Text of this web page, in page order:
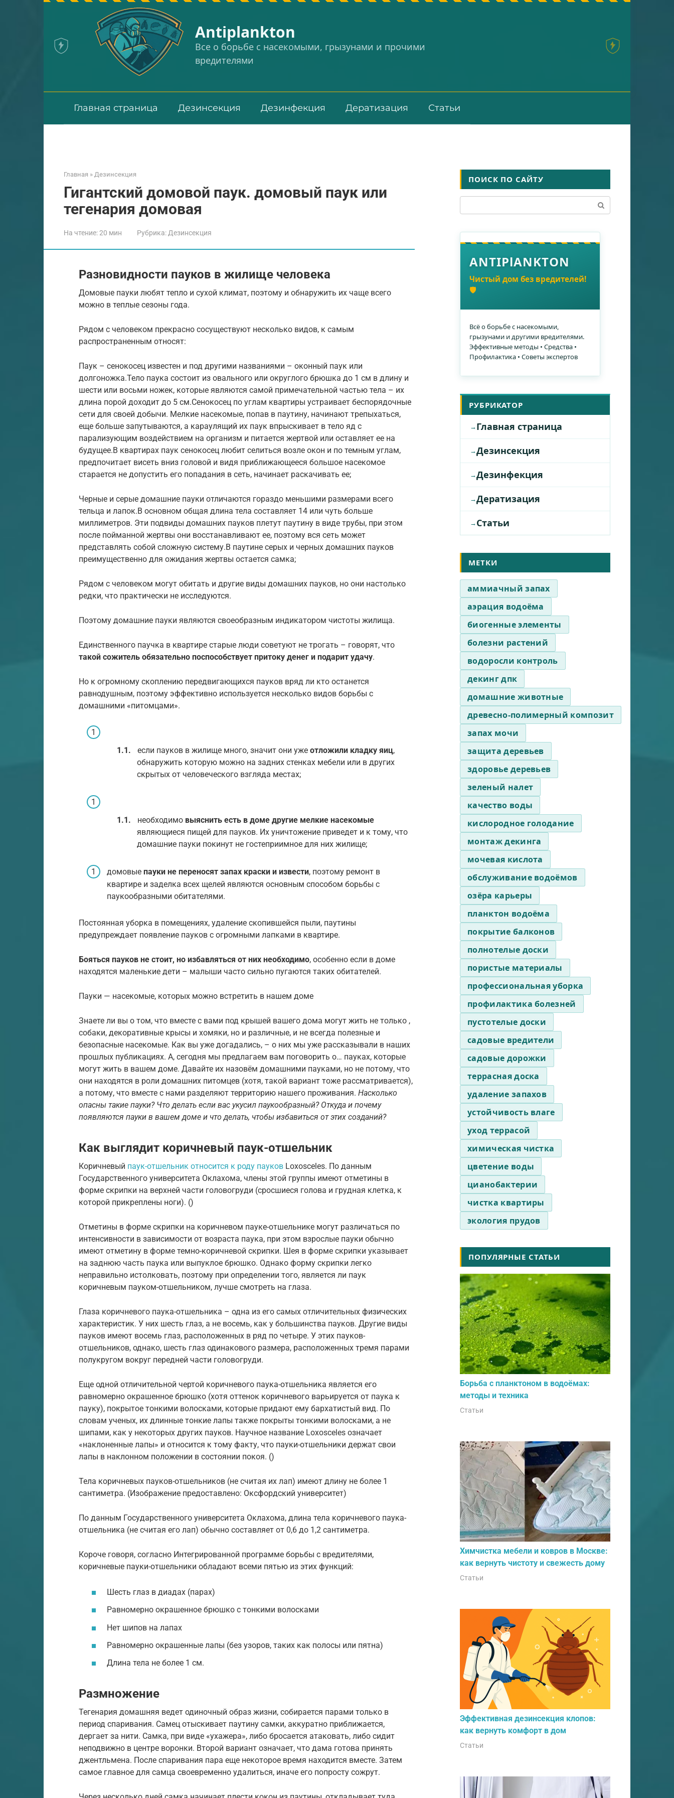
Аntiplankton
Все о борьбе с насекомыми, грызунами и прочими
вредителями
Главная страница Дезинсекция Дезинфекция Дератизация Статьи
Главная » Дезинсекция
Гигантский домовой паук. домовый паук или
тегенария домовая
На чтение:20 мин Рубрика: Дезинсекция
Разновидности пауков в жилище человека
Домовые пауки любят тепло и сухой климат, поэтому и обнаружить их чаще всего
можно в теплые сезоны года.
Рядом с человеком прекрасно сосуществуют несколько видов, к самым
распространенным относят:
Паук – сенокосец известен и под другими названиями – оконный паук или
долгоножка.Тело паука состоит из овального или округлого брюшка до 1 см в длину и
шести или восьми ножек, которые являются самой примечательной частью тела – их
длина порой доходит до 5 см.Сенокосец по углам квартиры устраивает беспорядочные
сети для своей добычи. Мелкие насекомые, попав в паутину, начинают трепыхаться,
еще больше запутываются, а караулящий их паук впрыскивает в тело яд с
парализующим воздействием на организм и питается жертвой или оставляет ее на
будущее.В квартирах паук сенокосец любит селиться возле окон и по темным углам,
предпочитает висеть вниз головой и видя приближающееся большое насекомое
старается не допустить его попадания в сеть, начинает раскачивать ее;
Черные и серые домашние пауки отличаются гораздо меньшими размерами всего
тельца и лапок.В основном общая длина тела составляет 14 или чуть больше
миллиметров. Эти подвиды домашних пауков плетут паутину в виде трубы, при этом
после пойманной жертвы они восстанавливают ее, поэтому вся сеть может
представлять собой сложную систему.В паутине серых и черных домашних пауков
преимущественно для ожидания жертвы остается самка;
Рядом с человеком могут обитать и другие виды домашних пауков, но они настолько
редки, что практически не исследуются.
Поэтому домашние пауки являются своеобразным индикатором чистоты жилища.
Единственного паучка в квартире старые люди советуют не трогать – говорят, что
такой сожитель обязательно поспособствует притоку денег и подарит удачу.
Но к огромному скоплению передвигающихся пауков вряд ли кто останется
равнодушным, поэтому эффективно используется несколько видов борьбы с
домашними «питомцами».
если пауков в жилище много, значит они уже отложили кладку яиц,
обнаружить которую можно на задних стенках мебели или в других
скрытых от человеческого взгляда местах;
необходимо выяснить есть в доме другие мелкие насекомые
являющиеся пищей для пауков. Их уничтожение приведет и к тому, что
домашние пауки покинут не гостеприимное для них жилище;
домовые пауки не переносят запах краски и извести, поэтому ремонт в
квартире и заделка всех щелей являются основным способом борьбы с
паукообразными обитателями.
Постоянная уборка в помещениях, удаление скопившейся пыли, паутины
предупреждает появление пауков с огромными лапками в квартире.
Бояться пауков не стоит, но избавляться от них необходимо, особенно если в доме
находятся маленькие дети – малыши часто сильно пугаются таких обитателей.
Пауки — насекомые, которых можно встретить в нашем доме
Знаете ли вы о том, что вместе с вами под крышей вашего дома могут жить не только ,
собаки, декоративные крысы и хомяки, но и различные, и не всегда полезные и
безопасные насекомые. Как вы уже догадались, – о них мы уже рассказывали в наших
прошлых публикациях. А, сегодня мы предлагаем вам поговорить о… пауках, которые
могут жить в вашем доме. Давайте их назовём домашними пауками, но не потому, что
они находятся в роли домашних питомцев (хотя, такой вариант тоже рассматривается),
а потому, что вместе с нами разделяют территорию нашего проживания. Насколько
опасны такие пауки? Что делать если вас укусил паукообразный? Откуда и почему
появляются пауки в вашем доме и что делать, чтобы избавиться от этих созданий?
Как выглядит коричневый паук-отшельник
Коричневый паук-отшельник относится к роду пауков Loxosceles. По данным
Государственного университета Оклахома, члены этой группы имеют отметины в
форме скрипки на верхней части головогруди (сросшиеся голова и грудная клетка, к
которой прикреплены ноги). ()
Отметины в форме скрипки на коричневом пауке-отшельнике могут различаться по
интенсивности в зависимости от возраста паука, при этом взрослые пауки обычно
имеют отметину в форме темно-коричневой скрипки. Шея в форме скрипки указывает
на заднюю часть паука или выпуклое брюшко. Однако форму скрипки легко
неправильно истолковать, поэтому при определении того, является ли паук
коричневым пауком-отшельником, лучше смотреть на глаза.
Глаза коричневого паука-отшельника – одна из его самых отличительных физических
характеристик. У них шесть глаз, а не восемь, как у большинства пауков. Другие виды
пауков имеют восемь глаз, расположенных в ряд по четыре. У этих пауков-
отшельников, однако, шесть глаз одинакового размера, расположенных тремя парами
полукругом вокруг передней части головогруди.
Еще одной отличительной чертой коричневого паука-отшельника является его
равномерно окрашенное брюшко (хотя оттенок коричневого варьируется от паука к
пауку), покрытое тонкими волосками, которые придают ему бархатистый вид. По
словам ученых, их длинные тонкие лапы также покрыты тонкими волосками, а не
шипами, как у некоторых других пауков. Научное название Loxosceles означает
«наклоненные лапы» и относится к тому факту, что пауки-отшельники держат свои
лапы в наклонном положении в состоянии покоя. ()
Тела коричневых пауков-отшельников (не считая их лап) имеют длину не более 1
сантиметра. (Изображение предоставлено: Оксфордский университет)
По данным Государственного университета Оклахома, длина тела коричневого паука-
отшельника (не считая его лап) обычно составляет от 0,6 до 1,2 сантиметра.
Короче говоря, согласно Интегрированной программе борьбы с вредителями,
коричневые пауки-отшельники обладают всеми пятью из этих функций:
Шесть глаз в диадах (парах)
Равномерно окрашенное брюшко с тонкими волосками
Нет шипов на лапах
Равномерно окрашенные лапы (без узоров, таких как полосы или пятна)
Длина тела не более 1 см.
Размножение
Тегенария домашняя ведет одиночный образ жизни, собирается парами только в
период спаривания. Самец отыскивает паутину самки, аккуратно приближается,
дергает за нити. Самка, при виде «ухажера», либо бросается атаковать, либо сидит
неподвижно в центре воронки. Второй вариант означает, что дама готова принять
джентльмена. После спаривания пара еще некоторое время находится вместе. Затем
самое главное для самца своевременно удалиться, иначе его попросту сожрут.
ПОИСК ПО САЙТУ
ANTIPlANKTON
Чистый дом без вредителей!
🛡️
Всё о борьбе с насекомыми,
грызунами и другими вредителями.
Эффективные методы • Средства •
Профилактика • Советы экспертов
РУБРИКАТОР
Главная страница
Дезинсекция
Дезинфекция
Дератизация
Статьи
МЕТКИ
аммиачный запах
аэрация водоёма
биогенные элементы
болезни растений
водоросли контроль
декинг дпк
домашние животные
древесно-полимерный композит
запах мочи
защита деревьев
здоровье деревьев
зеленый налет
качество воды
кислородное голодание
монтаж декинга
мочевая кислота
обслуживание водоёмов
озёра карьеры
планктон водоёма
покрытие балконов
полнотелые доски
пористые материалы
профессиональная уборка
профилактика болезней
пустотелые доски
садовые вредители
садовые дорожки
террасная доска
удаление запахов
устойчивость влаге
уход террасой
химическая чистка
цветение воды
цианобактерии
чистка квартиры
экология прудов
ПОПУЛЯРНЫЕ СТАТЬИ
Борьба с планктоном в водоёмах:
методы и техника
Статьи
Химчистка мебели и ковров в Москве:
как вернуть чистоту и свежесть дому
Статьи
Эффективная дезинсекция клопов:
как вернуть комфорт в дом
Статьи